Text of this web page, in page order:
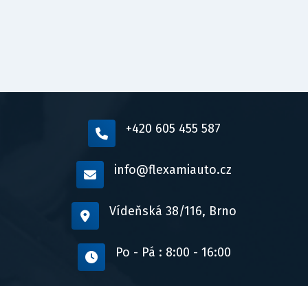
+420 605 455 587
info@flexamiauto.cz
Vídeňská 38/116, Brno
Po - Pá : 8:00 - 16:00